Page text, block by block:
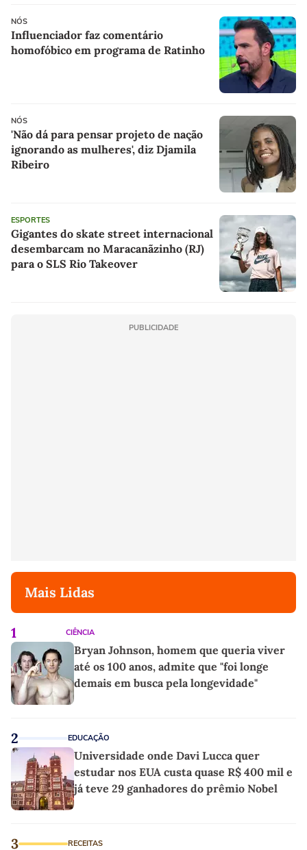
NÓS
Influenciador faz comentário
homofóbico em programa de Ratinho
NÓS
'Não dá para pensar projeto de nação
ignorando as mulheres', diz Djamila
Ribeiro
ESPORTES
Gigantes do skate street internacional
desembarcam no Maracanãzinho (RJ)
para o SLS Rio Takeover
PUBLICIDADE
Mais Lidas
1 CIÊNCIA
Bryan Johnson, homem que queria viver
até os 100 anos, admite que "foi longe
demais em busca pela longevidade"
2 EDUCAÇÃO
Universidade onde Davi Lucca quer
estudar nos EUA custa quase R$ 400 mil e
já teve 29 ganhadores do prêmio Nobel
3 RECEITAS